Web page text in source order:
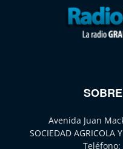
Avenida Juan
SOCIEDAD AGRICOLA
Teléfono: